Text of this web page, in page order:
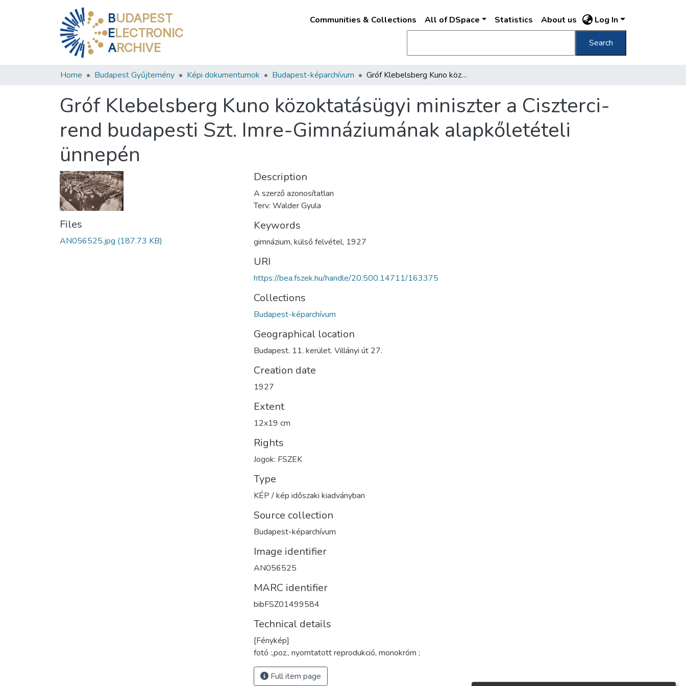
BUDAPEST
ELECTRONIC
ARCHIVE
Communities & Collections All of DSpace Statistics About us Log In
Search
Home Budapest Gyűjtemény Képi dokumentumok Budapest-képarchívum Gróf Klebelsberg Kuno közoktatásügyi miniszter a Ciszterci-rend budapesti Szt. Imre-Gimnáziumának alapkőletételi ünnepén
Gróf Klebelsberg Kuno közoktatásügyi miniszter a Ciszterci-
rend budapesti Szt. Imre-Gimnáziumának alapkőletételi
ünnepén
Files
AN056525.jpg (187.73 KB)
Description
A szerző azonosítatlan
Terv: Walder Gyula
Keywords
gimnázium, külső felvétel, 1927
URI
https://bea.fszek.hu/handle/20.500.14711/163375
Collections
Budapest-képarchívum
Geographical location
Budapest. 11. kerület. Villányi út 27.
Creation date
1927
Extent
12x19 cm
Rights
Jogok: FSZEK
Type
KÉP / kép időszaki kiadványban
Source collection
Budapest-képarchívum
Image identifier
AN056525
MARC identifier
bibFSZ01499584
Technical details
[Fénykép]
fotó :,poz., nyomtatott reprodukció, monokróm ;
Full item page